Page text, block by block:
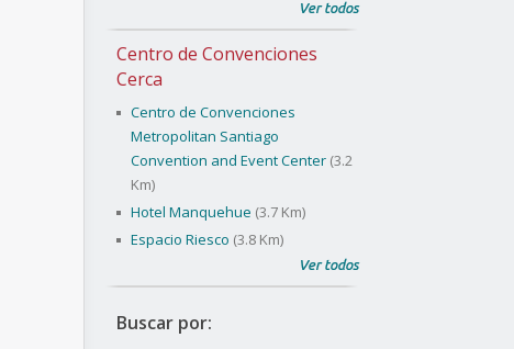
Ver todos
Centro de Convenciones
Cerca
Centro de Convenciones
Metropolitan Santiago
Convention and Event Center (3.2
Km)
Hotel Manquehue (3.7 Km)
Espacio Riesco (3.8 Km)
Ver todos
Buscar por: